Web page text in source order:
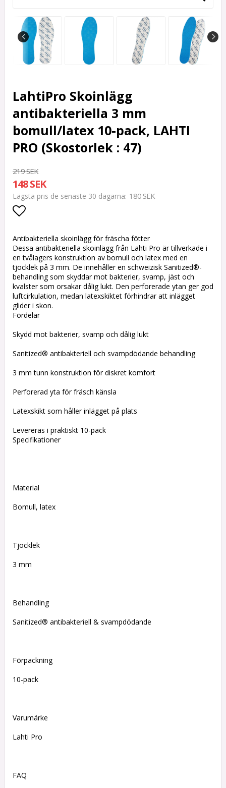
LahtiPro Skoinlägg
antibakteriella 3 mm
bomull/latex 10-pack, LAHTI
PRO (Skostorlek : 47)
219 SEK
148 SEK
Lägsta pris de senaste 30 dagarna 180 SEK
Lägg till i favoritlistan
Antibakteriella skoinlägg för fräscha fötter
Dessa antibakteriella skoinlägg från Lahti Pro är tillverkade i
en tvålagers konstruktion av bomull och latex med en
tjocklek på 3 mm. De innehåller en schweizisk Sanitized®-
behandling som skyddar mot bakterier, svamp, jäst och
kvalster som orsakar dålig lukt. Den perforerade ytan ger god
luftcirkulation, medan latexskiktet förhindrar att inlägget
glider i skon.
Fördelar
Skydd mot bakterier, svamp och dålig lukt
Sanitized® antibakteriell och svampdödande behandling
3 mm tunn konstruktion för diskret komfort
Perforerad yta för fräsch känsla
Latexskikt som håller inlägget på plats
Levereras i praktiskt 10-pack
Specifikationer
Material
Bomull, latex
Tjocklek
3 mm
Behandling
Sanitized® antibakteriell & svampdödande
Förpackning
10-pack
Varumärke
Lahti Pro
FAQ